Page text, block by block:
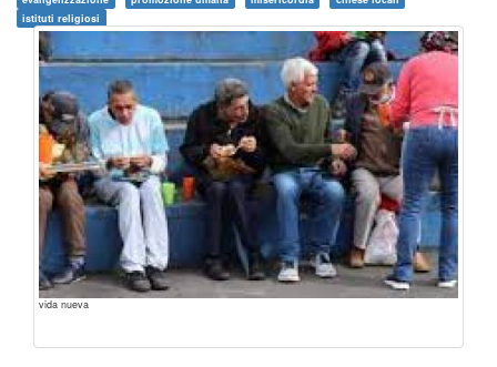
istituti religiosi
vida nueva